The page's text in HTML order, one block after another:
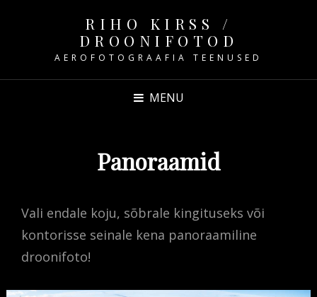
RIHO KIRSS /
DROONIFOTOD
AEROFOTOGRAAFIA TEENUSED
MENU
Panoraamid
Vali endale koju, sõbrale kingituseks või
kontorisse seinale kena panoraamiline
droonifoto!